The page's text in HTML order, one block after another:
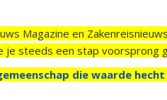
Magazine en
je steeds een stap voorsprong
die waarde hecht